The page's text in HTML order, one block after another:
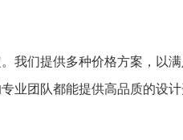
我们提供多种价格方案，以
业团队都能提供高品质的设